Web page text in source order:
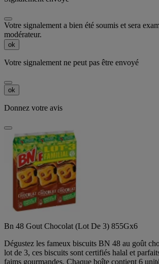
Votre signalement a bien été soumis et sera
modérateur.
ok
Votre signalement ne peut pas être envoyé
ok
Donnez votre avis
Bn 48 Gout Chocolat (Lot De 3) 855Gx6
Dégustez les fameux biscuits BN 48 au goût
lot de 3, ces biscuits sont certifiés halal et
faims gourmandes. Chaque boîte contient 6